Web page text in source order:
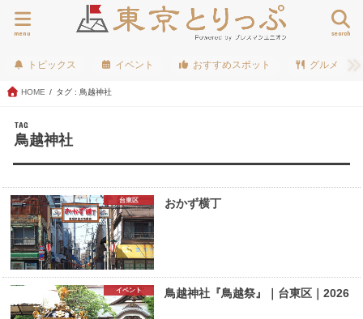
search
menu
トピックス イベント おすすめスポット グルメ
HOME タグ : 鳥越神社
TAG
鳥越神社
台東区 おかず横丁
イベント 鳥越神社『鳥越祭』｜台東区｜2026